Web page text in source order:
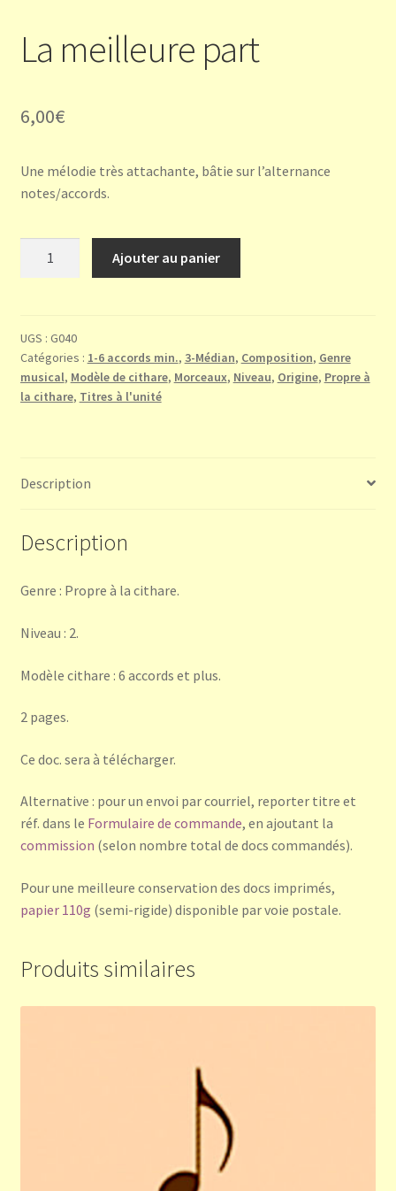
La meilleure part
6,00€
Une mélodie très attachante, bâtie sur l’alternance
notes/accords.
part
Ajouter au panier
UGS : G040
Catégories : 1-6 accords min., 3-Médian, Composition, Genre
musical, Modèle de cithare, Morceaux, Niveau, Origine, Propre à
la cithare, Titres à l'unité
Description
Description
Genre : Propre à la cithare.
Niveau : 2.
Modèle cithare : 6 accords et plus.
2 pages.
Ce doc. sera à télécharger.
Alternative : pour un envoi par courriel, reporter titre et
réf. dans le Formulaire de commande, en ajoutant la
commission (selon nombre total de docs commandés).
Pour une meilleure conservation des docs imprimés,
papier 110g (semi-rigide) disponible par voie postale.
Produits similaires